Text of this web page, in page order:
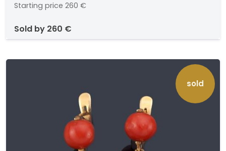
Starting price 260 €
sold by 260 €
sold